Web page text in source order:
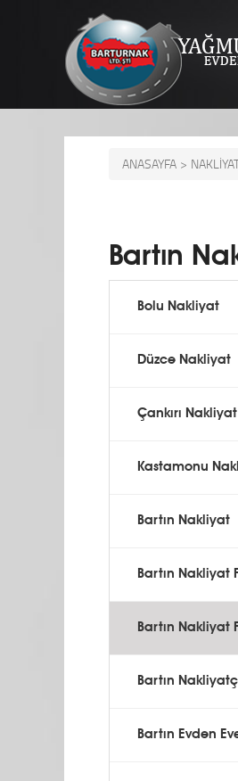
ANASAYFA >
Bartın
Bolu Nakliyat
Düzce Nakliyat
Çankırı Nakliyat
Kastamonu
Bartın Nakliyat
Bartın Nakliyat
Bartın Nakliyat
Bartın
Bartın Evden